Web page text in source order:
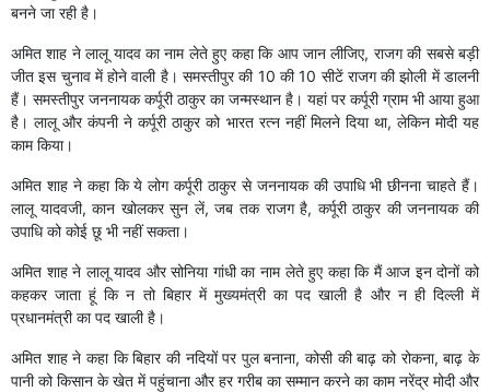
बनने जा रही है।
अमित शाह ने लालू यादव का नाम लेते हुए कहा कि आप जान लीजिए, राजग की सबसे बड़ी
जीत इस चुनाव में होने वाली है। समस्तीपुर की 10 की 10 सीटें राजग की झोली में डालनी
हैं। समस्तीपुर जननायक कर्पूरी ठाकुर का जन्मस्थान है। यहां पर कर्पूरी ग्राम भी आया हुआ
है। लालू और कंपनी ने कर्पूरी ठाकुर को भारत रत्न नहीं मिलने दिया था, लेकिन मोदी यह
काम किया।
अमित शाह ने कहा कि ये लोग कर्पूरी ठाकुर से जननायक की उपाधि भी छीनना चाहते हैं।
लालू यादवजी, कान खोलकर सुन लें, जब तक राजग है, कर्पूरी ठाकुर की जननायक की
उपाधि को कोई छू भी नहीं सकता।
अमित शाह ने लालू यादव और सोनिया गांधी का नाम लेते हुए कहा कि मैं आज इन दोनों को
कहकर जाता हूं कि न तो बिहार में मुख्यमंत्री का पद खाली है और न ही दिल्ली में
प्रधानमंत्री का पद खाली है।
अमित शाह ने कहा कि बिहार की नदियों पर पुल बनाना, कोसी की बाढ़ को रोकना, बाढ़ के
पानी को किसान के खेत में पहुंचाना और हर गरीब का सम्मान करने का काम नरेंद्र मोदी और